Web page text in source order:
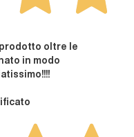
oltre le
in modo